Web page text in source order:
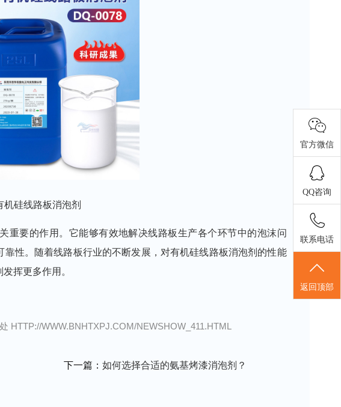
机硅线路板消泡剂
重要的作用。它能够有效地解决线路板生产各个环节中的泡沫问
性。随着线路板行业的不断发展，对有机硅线路板消泡剂的性能
发挥更多作用。
HTTP://WWW.BNHTXPJ.COM/NEWSHOW_411.HTML
下一篇：如何选择合适的氨基烤漆消泡剂？
官方微信
QQ咨询
联系电话
返回顶部